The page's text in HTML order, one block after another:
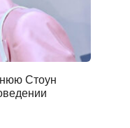
Стоун